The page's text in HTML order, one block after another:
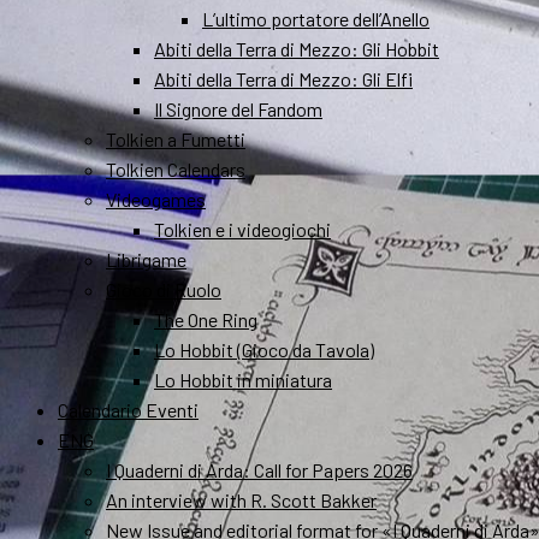
L’ultimo portatore dell’Anello
Abiti della Terra di Mezzo: Gli Hobbit
Abiti della Terra di Mezzo: Gli Elfi
Il Signore del Fandom
Tolkien a Fumetti
Tolkien Calendars
Videogames
Tolkien e i videogiochi
Librigame
Gioco di Ruolo
The One Ring
Lo Hobbit (Gioco da Tavola)
Lo Hobbit in miniatura
Calendario Eventi
ENG
I Quaderni di Arda: Call for Papers 2026
An interview with R. Scott Bakker
New Issue and editorial format for «I Quaderni di Arda»